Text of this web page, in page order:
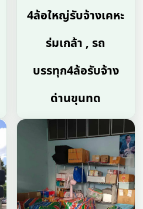
4ล้อใหญ่รับจ้างเคหะ
ร่มเกล้า , รถ
บรรทุก4ล้อรับจ้าง
ด่านขุนทด